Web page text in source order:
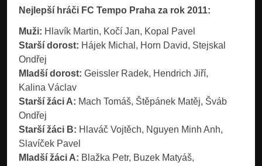
Nejlepší hráči FC Tempo Praha za rok 2011:
Muži: Hlavík Martin, Kočí Jan, Kopal Pavel
Starší dorost: Hájek Michal, Horn David, Stejskal
Ondřej
Mladší dorost: Geissler Radek, Hendrich Jiří,
Kalina Václav
Starší žáci A: Mach Tomáš, Štěpánek Matěj, Šváb
Ondřej
Starší žáci B: Hlaváč Vojtěch, Nguyen Minh Anh,
Slavíček Pavel
Mladší žáci A: Blažka Petr, Buzek Matyáš,